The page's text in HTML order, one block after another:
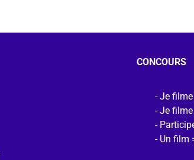
CONCOURS
Je
Je
Un film